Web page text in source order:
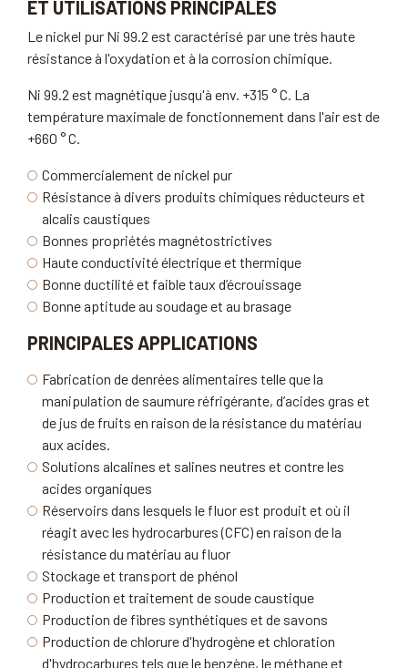
ET UTILISATIONS PRINCIPALES
Le nickel pur Ni 99.2 est caractérisé par une très haute
résistance à l'oxydation et à la corrosion chimique.
Ni 99.2 est magnétique jusqu'à env. +315 ° C. La
température maximale de fonctionnement dans l'air est de
+660 ° C.
Commercialement de nickel pur
Résistance à divers produits chimiques réducteurs et
alcalis caustiques
Bonnes propriétés magnétostrictives
Haute conductivité électrique et thermique
Bonne ductilité et faible taux d’écrouissage
Bonne aptitude au soudage et au brasage
PRINCIPALES APPLICATIONS
Fabrication de denrées alimentaires telle que la
manipulation de saumure réfrigérante, d’acides gras et
de jus de fruits en raison de la résistance du matériau
aux acides.
Solutions alcalines et salines neutres et contre les
acides organiques
Réservoirs dans lesquels le fluor est produit et où il
réagit avec les hydrocarbures (CFC) en raison de la
résistance du matériau au fluor
Stockage et transport de phénol
Production et traitement de soude caustique
Production de fibres synthétiques et de savons
Production de chlorure d'hydrogène et chloration
d'hydrocarbures tels que le benzène, le méthane et